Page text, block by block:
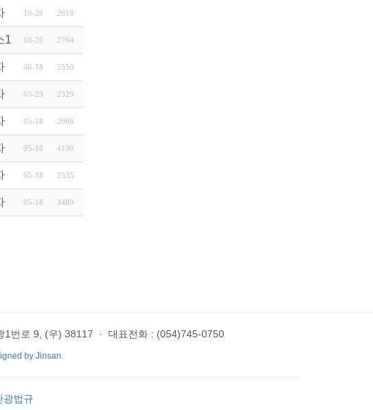
10-26 2618
1 10-20 2764
06-18 2550
05-23 2329
05-18 2666
05-18 4130
05-18 2535
05-18 3489
1번로 9, (우) 38117 ·
대표전화 : (054)745-0750
by Jinsan.
광법규